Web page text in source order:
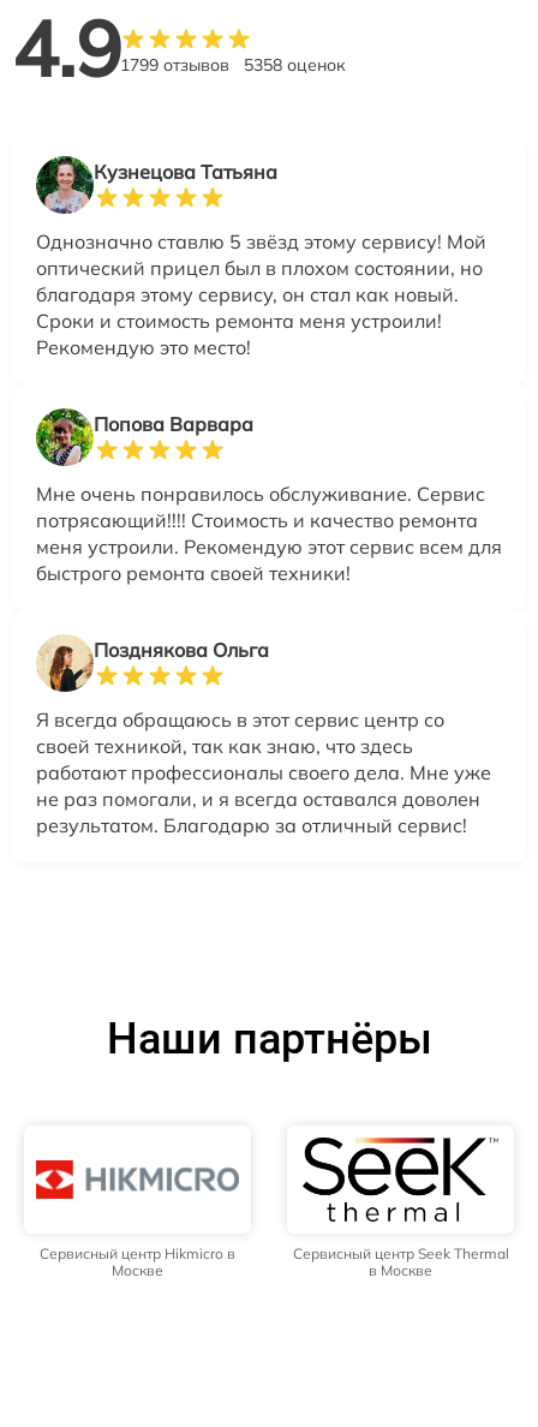
4.91799 отзывов 5358 оценок
Кузнецова Татьяна
Однозначно ставлю 5 звёзд этому сервису! Мой
оптический прицел был в плохом состоянии, но
благодаря этому сервису, он стал как новый.
Сроки и стоимость ремонта меня устроили!
Рекомендую это место!
Попова Варвара
Мне очень понравилось обслуживание. Сервис
потрясающий!!!! Стоимость и качество ремонта
меня устроили. Рекомендую этот сервис всем для
быстрого ремонта своей техники!
Позднякова Ольга
Я всегда обращаюсь в этот сервис центр со
своей техникой, так как знаю, что здесь
работают профессионалы своего дела. Мне уже
не раз помогали, и я всегда оставался доволен
результатом. Благодарю за отличный сервис!
Наши партнёры
Сервисный центр Hikmicro в
Москве
Сервисный центр Seek Thermal
в Москве